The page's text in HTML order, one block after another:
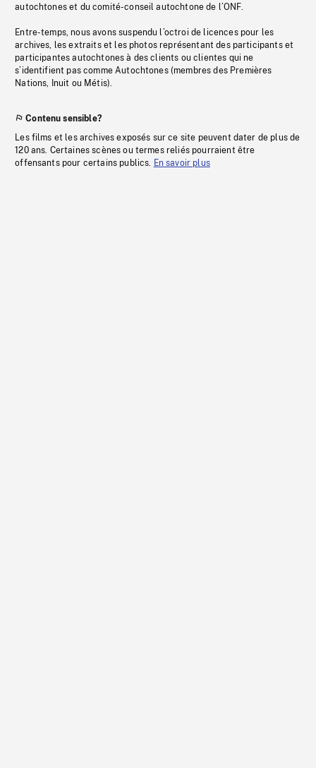
autochtones et du comité-conseil autochtone de l’ONF.
Entre-temps, nous avons suspendu l’octroi de licences pour les
archives, les extraits et les photos représentant des participants et
participantes autochtones à des clients ou clientes qui ne
s’identifient pas comme Autochtones (membres des Premières
Nations, Inuit ou Métis).
Contenu sensible?
Les films et les archives exposés sur ce site peuvent dater de plus de
120 ans. Certaines scènes ou termes reliés pourraient être
offensants pour certains publics. En savoir plus